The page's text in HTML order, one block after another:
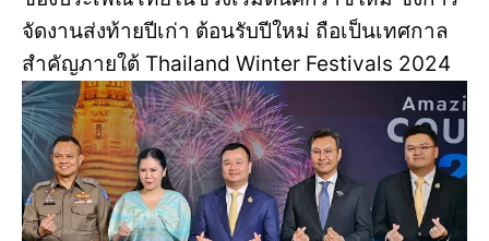
จัดงานส่งท้ายปีเก่า ต้อนรับปีใหม่ ถือเป็นเทศกาล
สำคัญภายใต้ Thailand Winter Festivals 2024